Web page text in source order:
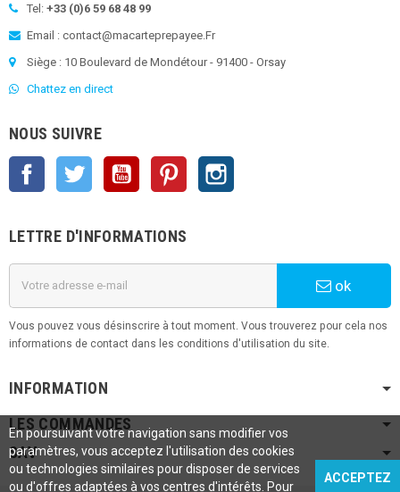
Tel: +33 (0)6 59 68 48 99
Email : contact@macarteprepayee.Fr
Siège : 10 Boulevard de Mondétour - 91400 - Orsay
Chattez en direct
NOUS SUIVRE
Facebook Twitter YouTube Pinterest
LETTRE D'INFORMATIONS
ok
Vous pouvez vous désinscrire à tout moment. Vous trouverez pour cela nos
informations de contact dans les conditions d'utilisation du site.
INFORMATION
LES COMMANDES
SAV
En poursuivant votre navigation sans modifier vos
paramètres, vous acceptez l'utilisation des cookies
ou technologies similaires pour disposer de services
ou d'offres adaptées à vos centres d'intérêts. Pour
ACCEPTEZ